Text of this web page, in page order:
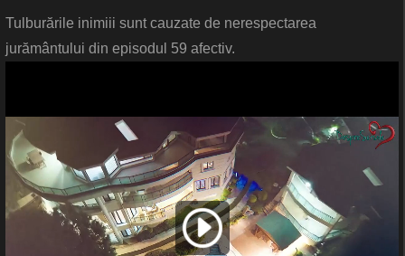
Tulburările inimiii sunt cauzate de nerespectarea
jurământului din episodul 59 afectiv.